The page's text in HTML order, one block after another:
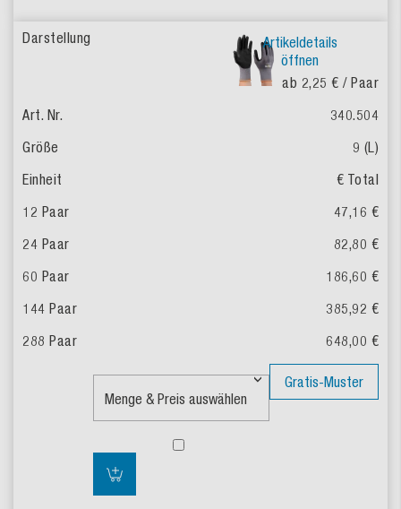
Artikeldetails
öffnen
ab 2,25 € / Paar
340.504
9 (L)
€ Total
47,16 €
82,80 €
186,60 €
385,92 €
648,00 €
Gratis-Muster